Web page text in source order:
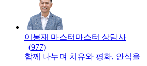
이봉재 마스터 마스터 상담사
(977)
함께 나누며 치유와 평화, 안식을